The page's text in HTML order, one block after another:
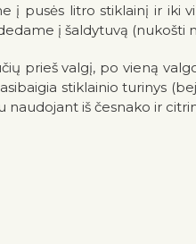
į pusės litro stiklainį ir iki
į šaldytuvą (nukošti
prieš valgį, po vieną
stiklainio turinys
naudojant iš česnako ir